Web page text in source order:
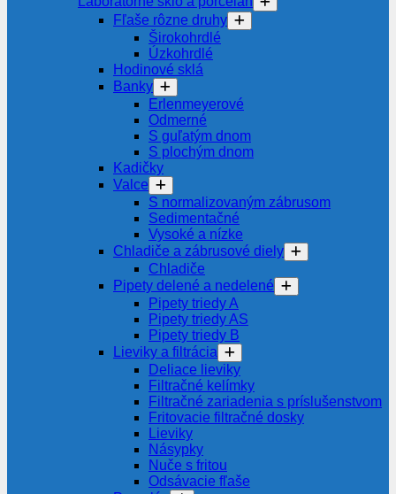
Fľaše rôzne druhy
Širokohrdlé
Úzkohrdlé
Hodinové sklá
Banky
Erlenmeyerové
Odmerné
S guľatým dnom
S plochým dnom
Kadičky
Valce
S normalizovaným zábrusom
Sedimentačné
Vysoké a nízke
Chladiče a zábrusové diely
Chladiče
Pipety delené a nedelené
Pipety triedy A
Pipety triedy AS
Pipety triedy B
Lieviky a filtrácia
Deliace lieviky
Filtračné kelímky
Filtračné zariadenia s príslušenstvom
Fritovacie filtračné dosky
Lieviky
Násypky
Nuče s fritou
Odsávacie fľaše